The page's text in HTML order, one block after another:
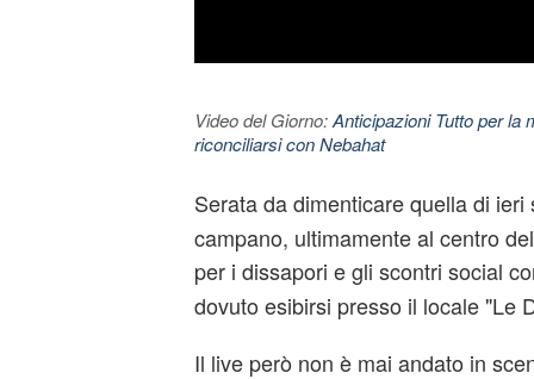
Video del Giorno:Anticipazioni Tutto per la
riconciliarsi con Nebahat
Serata da dimenticare quella di ieri
campano, ultimamente al centro
per i dissapori e gli scontri social
dovuto esibirsi presso il locale "Le
Il live però non è mai andato in